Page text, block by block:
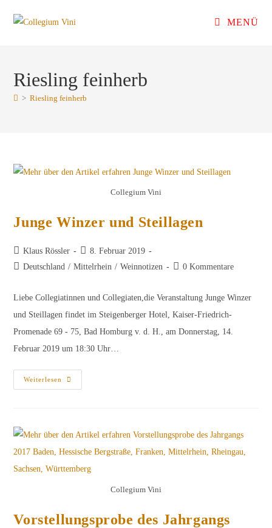
Inhalt
MENÜ
Riesling feinherb
> Riesling feinherb
Collegium Vini
Junge Winzer und Steillagen
Beitrags-
Autor:
Klaus Rössler
Beitrag
veröffentlicht:
8. Februar 2019
Beitrags-
Deutschland / Mittelrhein / Weinnotizen
Beitrags-
0 Kommentare
Liebe Collegiatinnen und Collegiaten,die Veranstaltung Junge Winzer
und Steillagen findet im Steigenberger Hotel, Kaiser-Friedrich-
Promenade 69 - 75, Bad Homburg v. d. H., am Donnerstag, 14.
Februar 2019 um 18:30 Uhr…
Weiterlesen
Junge
Winzer
Collegium Vini
Vorstellungsprobe des Jahrgangs